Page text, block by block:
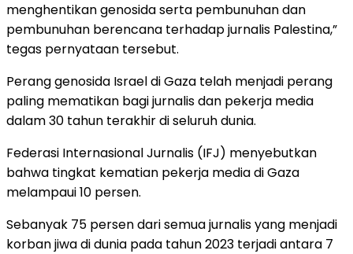
menghentikan genosida serta pembunuhan dan
pembunuhan berencana terhadap jurnalis Palestina,”
tegas pernyataan tersebut.
Perang genosida Israel di Gaza telah menjadi perang
paling mematikan bagi jurnalis dan pekerja media
dalam 30 tahun terakhir di seluruh dunia.
Federasi Internasional Jurnalis (IFJ) menyebutkan
bahwa tingkat kematian pekerja media di Gaza
melampaui 10 persen.
Sebanyak 75 persen dari semua jurnalis yang menjadi
korban jiwa di dunia pada tahun 2023 terjadi antara 7